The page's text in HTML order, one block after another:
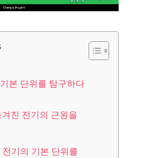
본 단위를 탐구하다
진 전기의 근원을
기의 기본 단위를